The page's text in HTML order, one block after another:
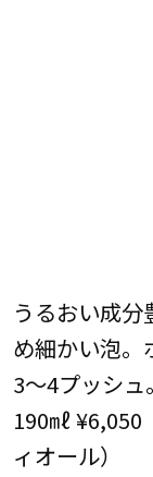
うるおい成
め細かい泡。
3～4プッシ
190㎖
ィオール）